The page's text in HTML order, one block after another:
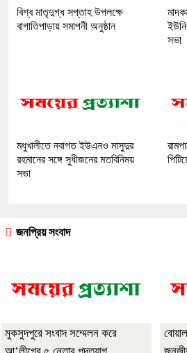
বিশ্ব মাতৃদুগ্ধ সপ্তাহ উপলক্ষে
বাগাতিপাড়ায় সমাপনী অনুষ্ঠান
সভা
মধুখালীতে নবাগত ইউএনও মাসুদুর
রহমানের সঙ্গে সুধীজনের মতবিনিময়
সভা
জনপ্রিয় সংবাদ
মুকসুদপুরে সংবাদ সম্মেলন করে